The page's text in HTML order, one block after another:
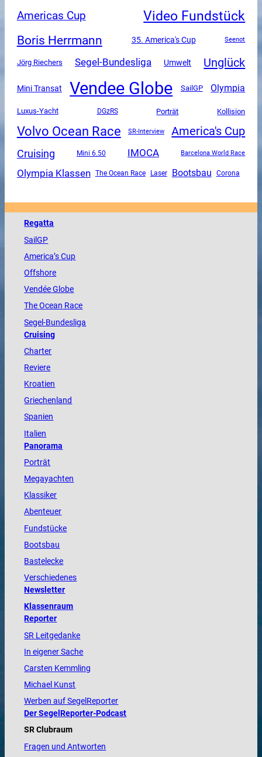
Americas Cup Video Fundstück
Boris Herrmann 35. America's Cup Seenot
Jörg Riechers Segel-Bundesliga Umwelt Unglück
Mini Transat Vendee Globe SailGP Olympia
Luxus-Yacht DGzRS Porträt Kollision
Volvo Ocean Race SR-Interview America's Cup
Cruising Mini 6.50 IMOCA Barcelona World Race
Olympia Klassen The Ocean Race Laser Bootsbau Corona
Regatta
SailGP
America’s Cup
Offshore
VendéeGlobe
TheOcean Race
Segel-Bundesliga
Cruising
Charter
Reviere
Kroatien
Griechenland
Spanien
Italien
Panorama
Porträt
Megayachten
Klassiker
Abenteuer
Fundstücke
Bootsbau
Bastelecke
Verschiedenes
Newsletter
Klassenraum
Reporter
SR Leitgedanke
In eigener Sache
Carsten Kemmling
Michael Kunst
Werben auf SegelReporter
Der SegelReporter-Podcast
SR Clubraum
Fragen und Antworten